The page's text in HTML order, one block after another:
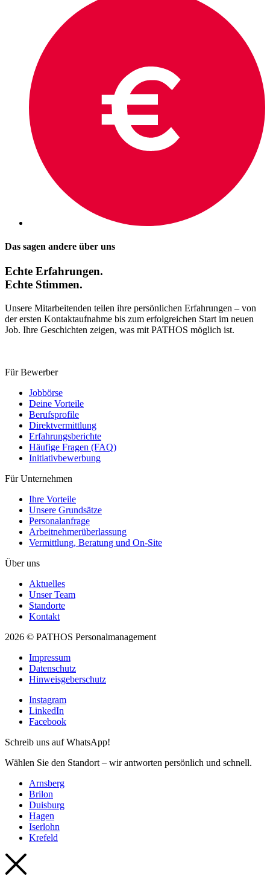
Das sagen andere über uns
Echte Erfahrungen.
Echte Stimmen.
Unsere Mitarbeitenden teilen ihre persönlichen Erfahrungen – von
der ersten Kontaktaufnahme bis zum erfolgreichen Start im neuen
Job. Ihre Geschichten zeigen, was mit PATHOS möglich ist.
Für Bewerber
Jobbörse
Deine Vorteile
Berufsprofile
Direktvermittlung
Erfahrungsberichte
Häufige Fragen (FAQ)
Initiativ­bewerbung
Für Unternehmen
Ihre Vorteile
Unsere Grundsätze
Personal­anfrage
Arbeitnehmer­überlassung
Vermittlung, Beratung und On-Site
Über uns
Aktuelles
Unser Team
Standorte
Kontakt
2026 © PATHOS Personalmanagement
Impressum
Datenschutz
Hinweisgeberschutz
Instagram
LinkedIn
Facebook
Schreib uns auf WhatsApp!
Wählen Sie den Standort – wir antworten persönlich und schnell.
Arnsberg
Brilon
Duisburg
Hagen
Iserlohn
Krefeld